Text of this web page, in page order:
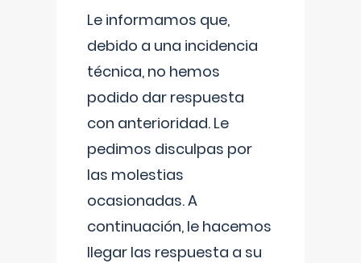
Le informamos que,
debido a una incidencia
técnica, no hemos
podido dar respuesta
con anterioridad. Le
pedimos disculpas por
las molestias
ocasionadas. A
continuación, le hacemos
llegar las respuesta a su